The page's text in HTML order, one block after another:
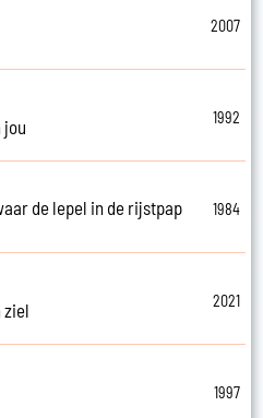
2007
jou
1992
de lepel in de rijstpap
1984
ziel
2021
1997